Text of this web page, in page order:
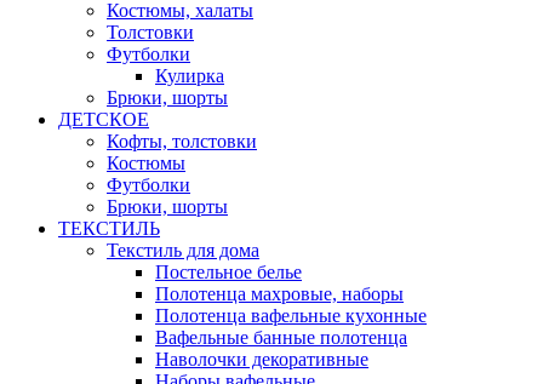
Костюмы, халаты
Толстовки
Футболки
Кулирка
Брюки, шорты
ДЕТСКОЕ
Кофты, толстовки
Костюмы
Футболки
Брюки, шорты
ТЕКСТИЛЬ
Текстиль для дома
Постельное белье
Полотенца махровые, наборы
Полотенца вафельные кухонные
Вафельные банные полотенца
Наволочки декоративные